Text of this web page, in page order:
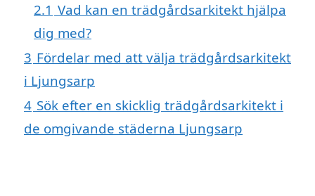
2.1 Vad kan en trädgårdsarkitekt hjälpa
dig med?
3 Fördelar med att välja trädgårdsarkitekt
i Ljungsarp
4 Sök efter en skicklig trädgårdsarkitekt i
de omgivande städerna Ljungsarp